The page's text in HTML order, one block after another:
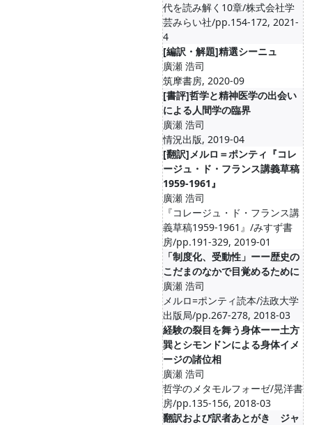
代を読み解く10章/株式会社学
芸みらい社/pp.154-172, 2021-
4
[編訳・解題]精選シーニュ
廣瀬 浩司
筑摩書房, 2020-09
[書評]哲学と精神医学の出会い
による人間学の臨界
廣瀬 浩司
情況出版, 2019-04
[翻訳]メルロ＝ポンティ『コレ
ージュ・ド・フランス講義草稿
1959-1961』
廣瀬 浩司
『コレージュ・ド・フランス講
義草稿1959-1961』/みすず書
房/pp.191-329, 2019-01
「制度化、受動性」ーー歴史の
こだまのなかで目覚めるために
廣瀬 浩司
メルロ=ポンティ読本/法政大学
出版局/pp.267-278, 2018-03
経験の裂目を舞う身体ーー土方
巽とシモンドンによる身体イメ
ージの諸位相
廣瀬 浩司
哲学のメタモルフォーゼ/晃洋書
房/pp.135-156, 2018-03
翻訳および訳者あとがき ジャ